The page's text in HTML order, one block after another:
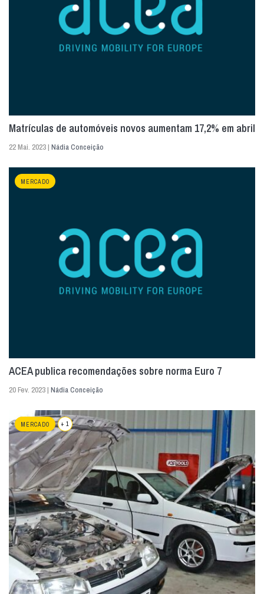
Matrículas de automóveis novos aumentam 17,2% em abril
22 Mai. 2023 | Nádia Conceição
MERCADO
ACEA publica recomendações sobre norma Euro 7
20 Fev. 2023 | Nádia Conceição
MERCADO + 1